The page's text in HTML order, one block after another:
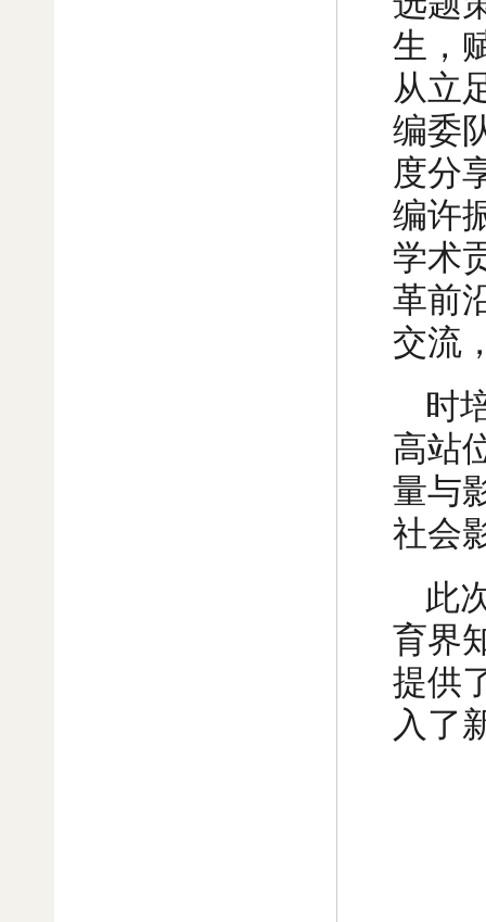
生，
从立
编委
度分
编许
学术
革前
交流
时
高站
量与
社会
此
育界
提供
入了